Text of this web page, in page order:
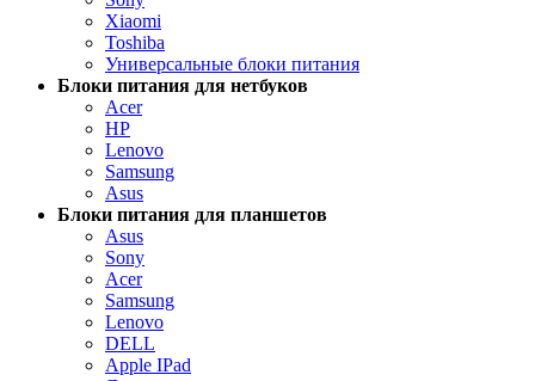
Xiaomi
Toshiba
Универсальные блоки питания
Блоки питания для нетбуков
Acer
HP
Lenovo
Samsung
Asus
Блоки питания для планшетов
Asus
Sony
Acer
Samsung
Lenovo
DELL
Apple IPad